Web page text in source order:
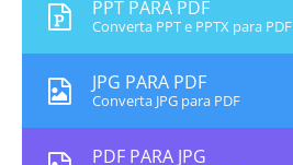
PPT PARA PDF
Converta PPT e PPTX para PDF
JPG PARA PDF
Converta JPG para PDF
PDF PARA JPG